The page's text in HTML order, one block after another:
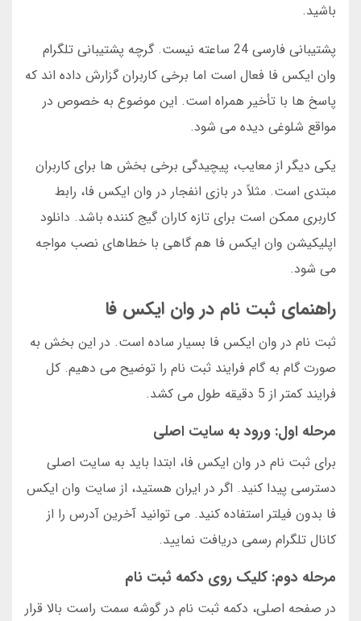
باشید.
پشتیبانی فارسی 24 ساعته نیست. گرچه پشتیبانی تلگرام
وان ایکس فا فعال است اما برخی کاربران گزارش داده اند که
پاسخ ها با تأخیر همراه است. این موضوع به خصوص در
مواقع شلوغی دیده می شود.
یکی دیگر از معایب، پیچیدگی برخی بخش ها برای کاربران
مبتدی است. مثلاً در بازی انفجار در وان ایکس فا، رابط
کاربری ممکن است برای تازه کاران گیج کننده باشد. دانلود
اپلیکیشن وان ایکس فا هم گاهی با خطاهای نصب مواجه
می شود.
راهنمای ثبت نام در وان ایکس فا
ثبت نام در وان ایکس فا بسیار ساده است. در این بخش به
صورت گام به گام فرایند ثبت نام را توضیح می دهیم. کل
فرایند کمتر از 5 دقیقه طول می کشد.
مرحله اول: ورود به سایت اصلی
برای ثبت نام در وان ایکس فا، ابتدا باید به سایت اصلی
دسترسی پیدا کنید. اگر در ایران هستید، از سایت وان ایکس
فا بدون فیلتر استفاده کنید. می توانید آخرین آدرس را از
کانال تلگرام رسمی دریافت نمایید.
مرحله دوم: کلیک روی دکمه ثبت نام
در صفحه اصلی، دکمه ثبت نام در گوشه سمت راست بالا قرار